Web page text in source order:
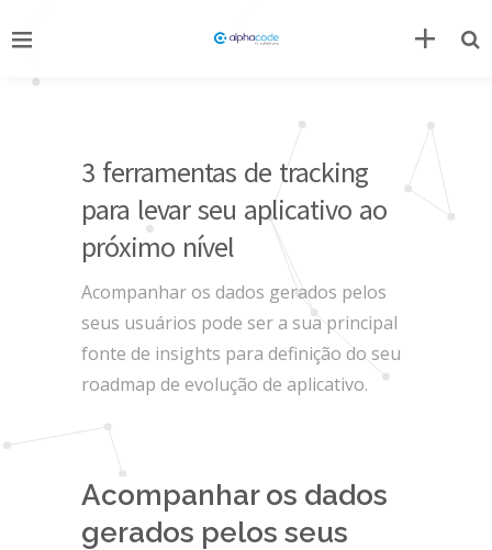
3 ferramentas de tracking
para levar seu aplicativo ao
próximo nível
Acompanhar os dados gerados pelos
seus usuários pode ser a sua principal
fonte de insights para definição do seu
roadmap de evolução de aplicativo.
Acompanhar os dados
gerados pelos seus